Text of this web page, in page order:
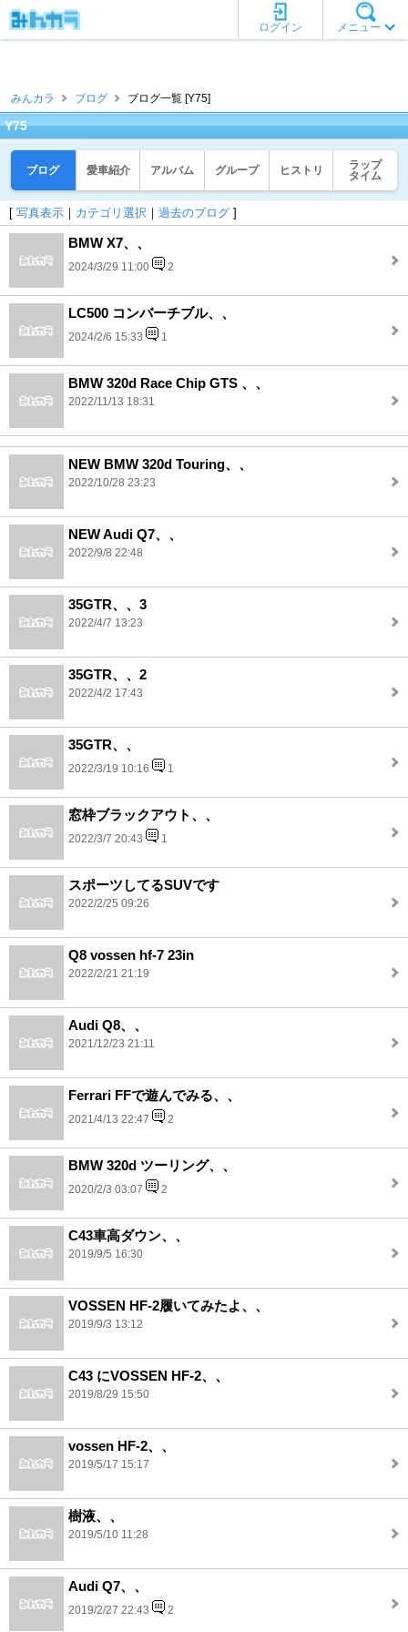
メニュー
ログイン
みんカラ ブログ ブログ一覧 [Y75]
Y75
ブログ 愛車紹介 アルバム グループ ヒストリ
ラップ
タイム
[ 写真表示 ｜ カテゴリ選択 ｜ 過去のブログ ]
BMW X7、、
2024/3/29 11:00 2
LC500 コンバーチブル、、
2024/2/6 15:33 1
BMW 320d Race Chip GTS 、、
2022/11/13 18:31
NEW BMW 320d Touring、、
2022/10/28 23:23
NEW Audi Q7、、
2022/9/8 22:48
35GTR、、3
2022/4/7 13:23
35GTR、、2
2022/4/2 17:43
35GTR、、
2022/3/19 10:16 1
窓枠ブラックアウト、、
2022/3/7 20:43 1
スポーツしてるSUVです
2022/2/25 09:26
Q8 vossen hf-7 23in
2022/2/21 21:19
Audi Q8、、
2021/12/23 21:11
Ferrari FFで遊んでみる、、
2021/4/13 22:47 2
BMW 320d ツーリング、、
2020/2/3 03:07 2
C43車高ダウン、、
2019/9/5 16:30
VOSSEN HF-2履いてみたよ、、
2019/9/3 13:12
C43 にVOSSEN HF-2、、
2019/8/29 15:50
vossen HF-2、、
2019/5/17 15:17
樹液、、
2019/5/10 11:28
Audi Q7、、
2019/2/27 22:43 2